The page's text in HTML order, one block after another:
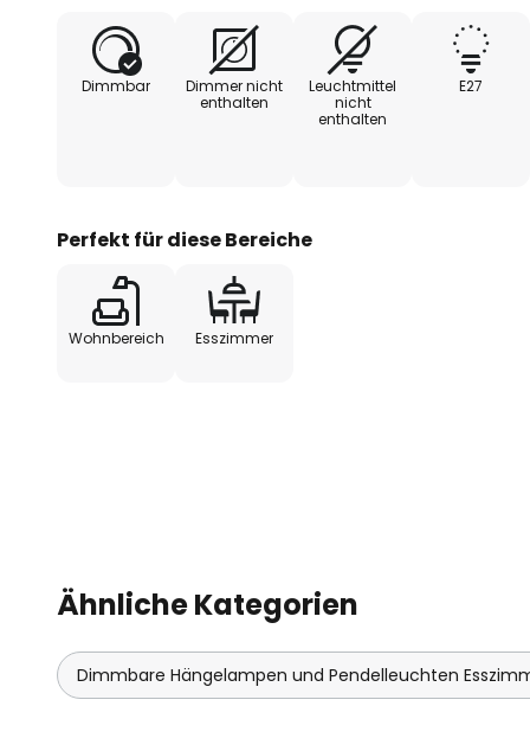
Dimmbar
Dimmer nicht
enthalten
Leuchtmittel
nicht
enthalten
E27
Perfekt für diese Bereiche
Wohnbereich Esszimmer
Ähnliche Kategorien
Dimmbare Hängelampen und Pendelleuchten